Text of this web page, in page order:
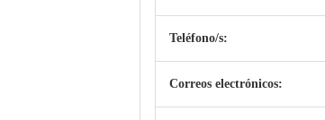
Teléfono/s:
Correos electrónicos: